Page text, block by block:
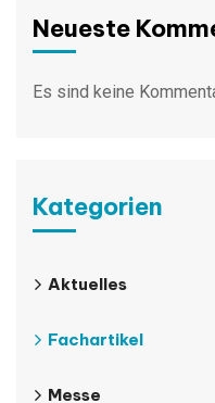
Neueste
Es sind keine
Kategorien
Aktuelles
Fachartikel
Messe